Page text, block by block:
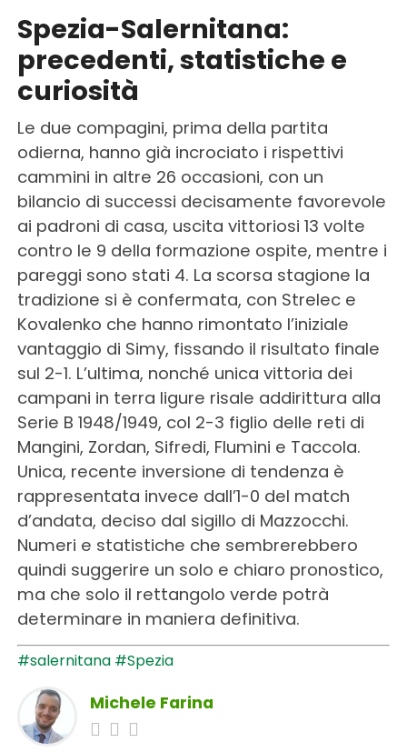
Spezia-Salernitana:
precedenti, statistiche e
curiosità
Le due compagini, prima della partita
odierna, hanno già incrociato i rispettivi
cammini in altre 26 occasioni, con un
bilancio di successi decisamente favorevole
ai padroni di casa, uscita vittoriosi 13 volte
contro le 9 della formazione ospite, mentre i
pareggi sono stati 4. La scorsa stagione la
tradizione si è confermata, con Strelec e
Kovalenko che hanno rimontato l’iniziale
vantaggio di Simy, fissando il risultato finale
sul 2-1. L’ultima, nonché unica vittoria dei
campani in terra ligure risale addirittura alla
Serie B 1948/1949, col 2-3 figlio delle reti di
Mangini, Zordan, Sifredi, Flumini e Taccola.
Unica, recente inversione di tendenza è
rappresentata invece dall’1-0 del match
d’andata, deciso dal sigillo di Mazzocchi.
Numeri e statistiche che sembrerebbero
quindi suggerire un solo e chiaro pronostico,
ma che solo il rettangolo verde potrà
determinare in maniera definitiva.
#salernitana #Spezia
Michele Farina